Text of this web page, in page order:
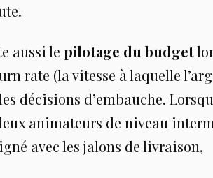
aussi le pilotage du budget
rate (la vitesse à laquelle
décisions d’embauche.
animateurs de niveau
avec les jalons de livraison,